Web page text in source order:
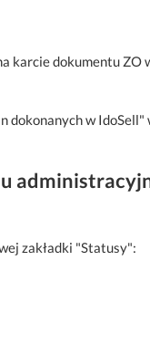
karcie dokumentu ZO
dokonanych w IdoSell"
zakładki "Statusy":